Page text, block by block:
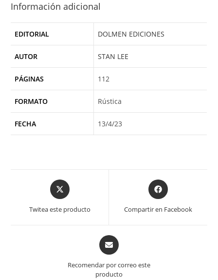
Información adicional
EDITORIAL DOLMEN EDICIONES
AUTOR STAN LEE
PÁGINAS 112
FORMATO Rústica
FECHA 13/4/23
Opens
in
new
Twitea este producto
Opens
in
a
new
Compartir en Facebook
Opens
in
new
Recomendar por correo este
producto